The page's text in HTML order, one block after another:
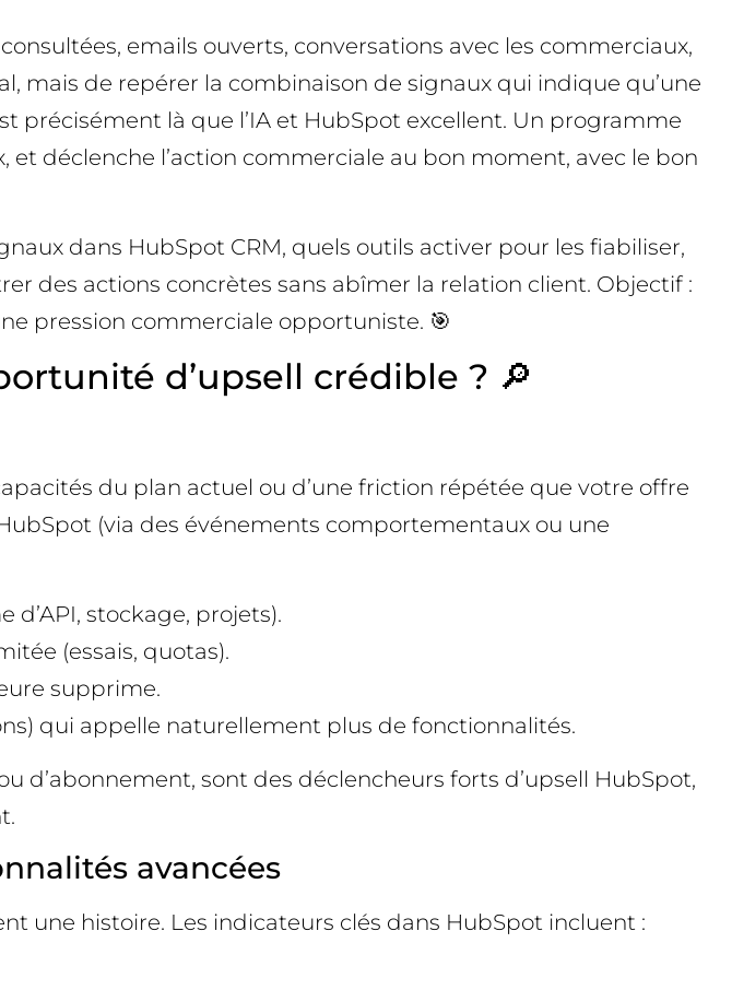
emails ouverts, conversations avec les commerciaux,
mais de repérer la combinaison de signaux qui indique qu’une
précisément là que l’IA et HubSpot excellent. Un programme
et déclenche l’action commerciale au bon moment, avec le bon
dans HubSpot CRM, quels outils activer pour les fiabiliser,
des actions concrètes sans abîmer la relation client. Objectif :
pression commerciale opportuniste. 🎯
d’upsell crédible ? 🔎
du plan actuel ou d’une friction répétée que votre offre
(via des événements comportementaux ou une
stockage, projets).
(essais, quotas).
supprime.
qui appelle naturellement plus de fonctionnalités.
d’abonnement, sont des déclencheurs forts d’upsell HubSpot,
avancées
une histoire. Les indicateurs clés dans HubSpot incluent :